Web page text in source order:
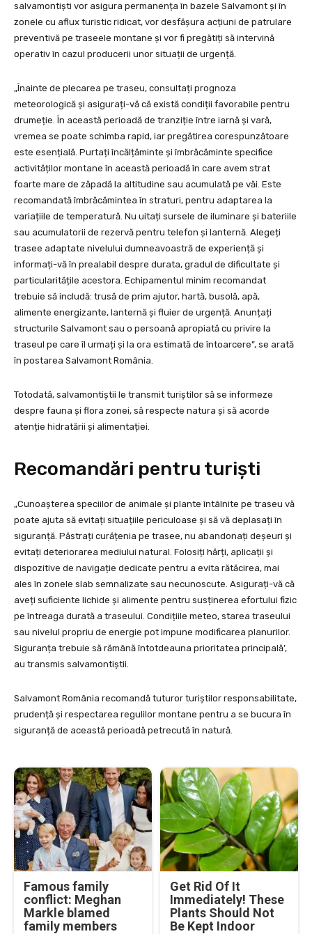
salvamontiști vor asigura permanența în bazele Salvamont și în
zonele cu aflux turistic ridicat, vor desfășura acțiuni de patrulare
preventivă pe traseele montane și vor fi pregătiți să intervină
operativ în cazul producerii unor situații de urgență.
„Înainte de plecarea pe traseu, consultați prognoza
meteorologică și asigurați-vă că există condiții favorabile pentru
drumeție. În această perioadă de tranziție între iarnă și vară,
vremea se poate schimba rapid, iar pregătirea corespunzătoare
este esențială. Purtați încălțăminte și îmbrăcăminte specifice
activităților montane în această perioadă în care avem strat
foarte mare de zăpadă la altitudine sau acumulată pe văi. Este
recomandată îmbrăcămintea în straturi, pentru adaptarea la
variațiile de temperatură. Nu uitați sursele de iluminare și bateriile
sau acumulatorii de rezervă pentru telefon și lanternă. Alegeți
trasee adaptate nivelului dumneavoastră de experiență și
informați-vă în prealabil despre durata, gradul de dificultate și
particularitățile acestora. Echipamentul minim recomandat
trebuie să includă: trusă de prim ajutor, hartă, busolă, apă,
alimente energizante, lanternă și fluier de urgență. Anunțați
structurile Salvamont sau o persoană apropiată cu privire la
traseul pe care îl urmați și la ora estimată de întoarcere”, se arată
în postarea Salvamont România.
Totodată, salvamontiștii le transmit turiștilor să se informeze
despre fauna și flora zonei, să respecte natura și să acorde
atenție hidratării și alimentației.
Recomandări pentru turiști
„Cunoașterea speciilor de animale și plante întâlnite pe traseu vă
poate ajuta să evitați situațiile periculoase și să vă deplasați în
siguranță. Păstrați curățenia pe trasee, nu abandonați deșeuri și
evitați deteriorarea mediului natural. Folosiți hărți, aplicații și
dispozitive de navigație dedicate pentru a evita rătăcirea, mai
ales în zonele slab semnalizate sau necunoscute. Asigurați-vă că
aveți suficiente lichide și alimente pentru susținerea efortului fizic
pe întreaga durată a traseului. Condițiile meteo, starea traseului
sau nivelul propriu de energie pot impune modificarea planurilor.
Siguranța trebuie să rămână întotdeauna prioritatea principală’,
au transmis salvamontiștii.
Salvamont România recomandă tuturor turiștilor responsabilitate,
prudență și respectarea regulilor montane pentru a se bucura în
siguranță de această perioadă petrecută în natură.
Famous family
conflict: Meghan
Markle blamed
family members
Get Rid Of It
Immediately! These
Plants Should Not
Be Kept Indoor